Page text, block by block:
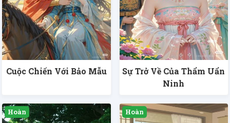
Cuộc Chiến Với Bảo Mẫu
Sự Trở Về Của Thẩm Uẩn
Ninh